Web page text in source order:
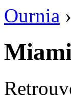
Ournia ›